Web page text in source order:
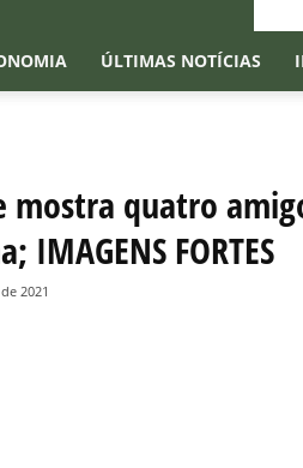
ÚLTIMAS NOTÍCIAS
mostra quatro
IMAGENS FORTES
2021